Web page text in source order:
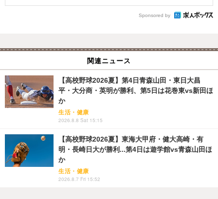
Sponsored by
関連ニュース
【高校野球2026夏】第4日青森山田・東日大昌
平・大分商・英明が勝利、第5日は花巻東vs新田ほ
か
生活・健康
2026.8.8 Sat 15:15
【高校野球2026夏】東海大甲府・健大高崎・有
明・長崎日大が勝利...第4日は遊学館vs青森山田ほ
か
生活・健康
2026.8.7 Fri 15:52